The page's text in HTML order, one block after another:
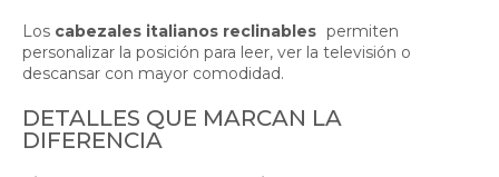
Los cabezales italianos reclinables permiten
personalizar la posición para leer, ver la televisión o
descansar con mayor comodidad.
DETALLES QUE MARCAN LA
DIFERENCIA